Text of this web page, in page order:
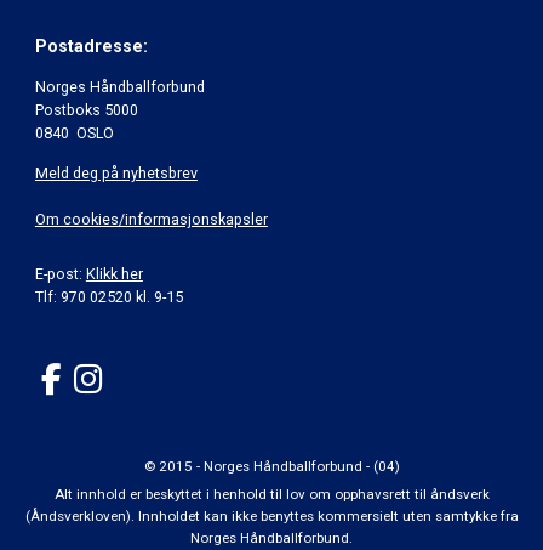
Postadresse:
Norges Håndballforbund
Postboks 5000
0840 OSLO
Meld deg på nyhetsbrev
Om cookies/informasjonskapsler
E-post: Klikk her
Tlf: 970 02520 kl. 9-15
© 2015 - Norges Håndballforbund - (04)
Alt innhold er beskyttet i henhold til lov om opphavsrett til åndsverk
(Åndsverkloven). Innholdet kan ikke benyttes kommersielt uten samtykke fra
Norges Håndballforbund.